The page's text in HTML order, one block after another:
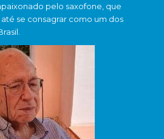
pelo saxofone, que
se consagrar como um dos